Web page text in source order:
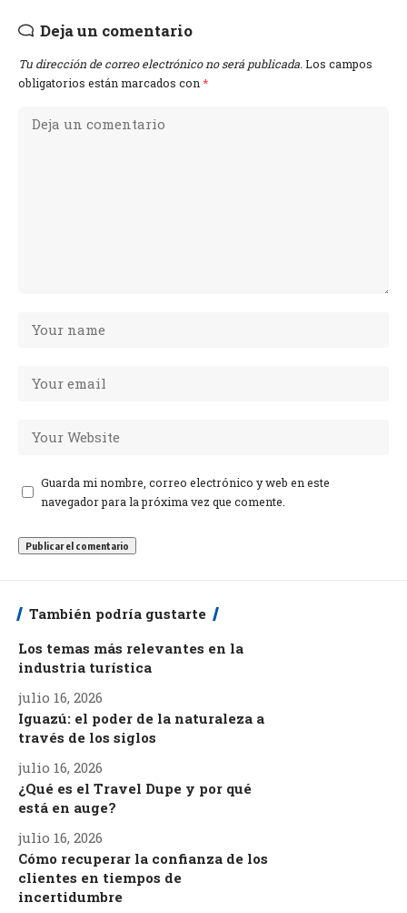
Deja un comentario
Tu dirección de correo electrónico no será publicada. Los campos
obligatorios están marcados con *
Guarda mi nombre, correo electrónico y web en este
navegador para la próxima vez que comente.
También podría gustarte
Los temas más relevantes en la
industria turística
julio 16, 2026
Iguazú: el poder de la naturaleza a
través de los siglos
julio 16, 2026
¿Qué es el Travel Dupe y por qué
está en auge?
julio 16, 2026
Cómo recuperar la confianza de los
clientes en tiempos de
incertidumbre